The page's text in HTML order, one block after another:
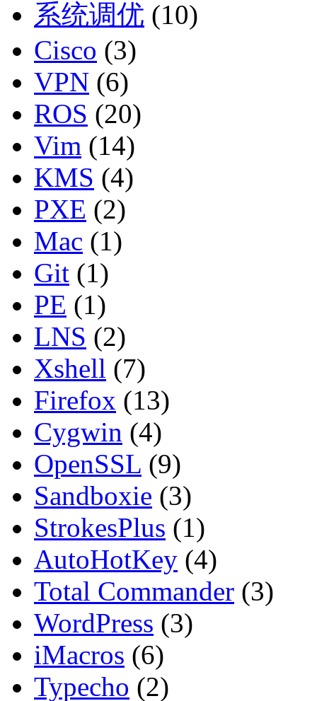
系统调优 (10)
Cisco (3)
VPN (6)
ROS (20)
Vim (14)
KMS (4)
PXE (2)
Mac (1)
Git (1)
PE (1)
LNS (2)
Xshell (7)
Firefox (13)
Cygwin (4)
OpenSSL (9)
Sandboxie (3)
StrokesPlus (1)
AutoHotKey (4)
Total Commander (3)
WordPress (3)
iMacros (6)
Typecho (2)